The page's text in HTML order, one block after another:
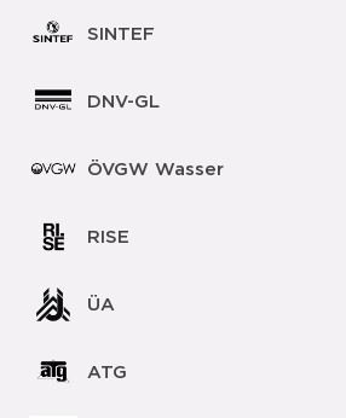
SINTEF
DNV-GL
ÖVGW Wasser
RISE
ÜA
ATG